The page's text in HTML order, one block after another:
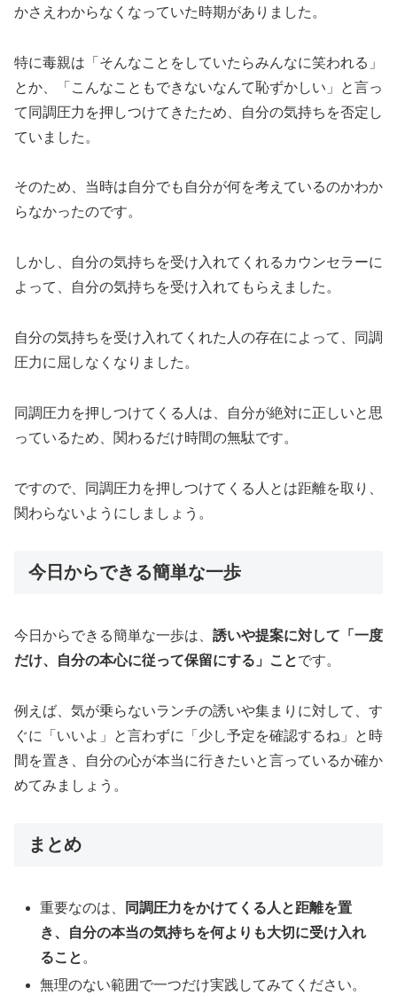
かさえわからなくなっていた時期がありました。
特に毒親は「そんなことをしていたらみんなに笑われる」
とか、「こんなこともできないなんて恥ずかしい」と言っ
て同調圧力を押しつけてきたため、自分の気持ちを否定し
ていました。
そのため、当時は自分でも自分が何を考えているのかわか
らなかったのです。
しかし、自分の気持ちを受け入れてくれるカウンセラーに
よって、自分の気持ちを受け入れてもらえました。
自分の気持ちを受け入れてくれた人の存在によって、同調
圧力に屈しなくなりました。
同調圧力を押しつけてくる人は、自分が絶対に正しいと思
っているため、関わるだけ時間の無駄です。
ですので、同調圧力を押しつけてくる人とは距離を取り、
関わらないようにしましょう。
今日からできる簡単な一歩
今日からできる簡単な一歩は、 誘いや提案に対して「一度
だけ、自分の本心に従って保留にする」ことです。
例えば、気が乗らないランチの誘いや集まりに対して、す
ぐに「いいよ」と言わずに「少し予定を確認するね」と時
間を置き、自分の心が本当に行きたいと言っているか確か
めてみましょう。
まとめ
重要なのは、
同調圧力をかけてくる人と距離を置
き、自分の本当の気持ちを何よりも大切に受け入れ
ること 。
無理のない範囲で一つだけ実践してみてください。